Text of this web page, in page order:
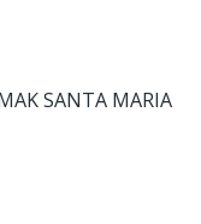
SANTA MARIA